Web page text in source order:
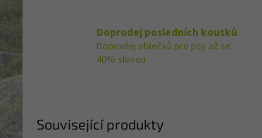
Doprodej posledních kousků
Doprodej oblečků pro psy až se
40% slevou
Související produkty